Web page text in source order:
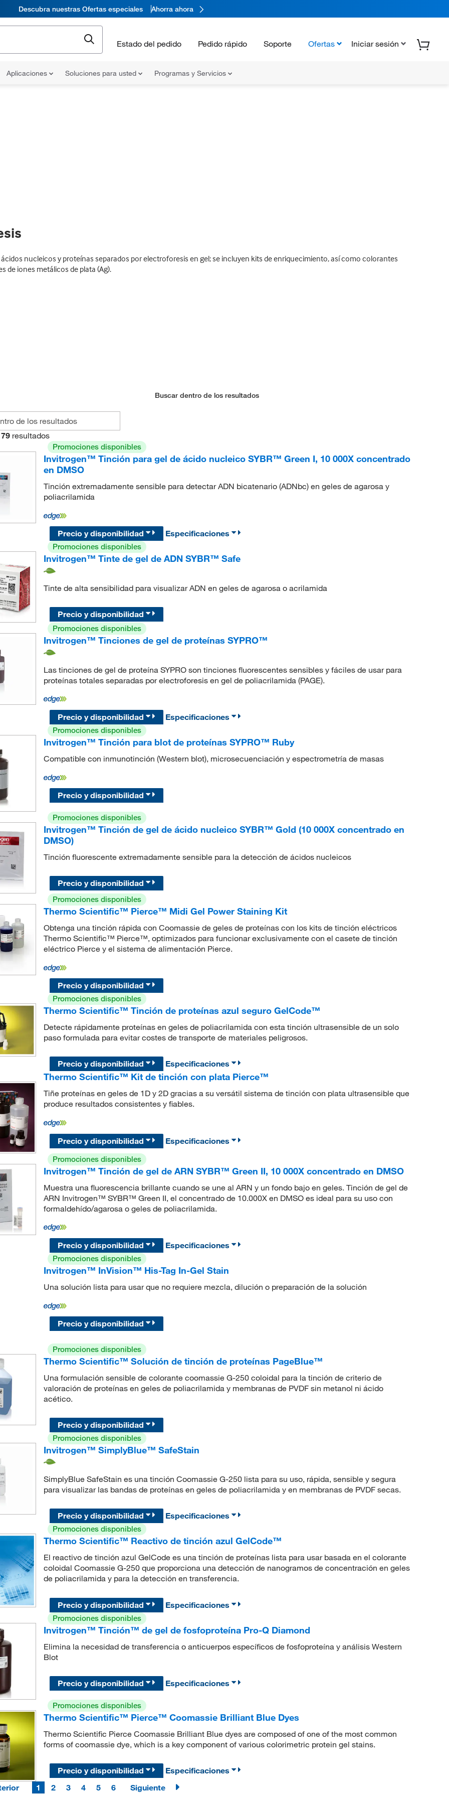
Descubra nuestras Ofertas especiales Ahorra ahora
Estado del pedido Pedido rápido Soporte Ofertas Iniciar sesión
Aplicaciones Soluciones para usted Programas y Servicios
nucleicos y proteínas separados por electroforesis en gel; se incluyen kits de enriquecimiento, así como colorantes
de iones metálicos de plata (Ag).
Buscar dentro de los resultados
79 resultados
Promociones disponibles
Invitrogen™ Tinción para gel de ácido nucleico SYBR™ Green I, 10 000X concentrado
en DMSO
Tinción extremadamente sensible para detectar ADN bicatenario (ADNbc) en geles de agarosa y
poliacrilamida
Precio y disponibilidad
Especificaciones
Promociones disponibles
Invitrogen™ Tinte de gel de ADN SYBR™ Safe
Tinte de alta sensibilidad para visualizar ADN en geles de agarosa o acrilamida
Precio y disponibilidad
Promociones disponibles
Invitrogen™ Tinciones de gel de proteínas SYPRO™
Las tinciones de gel de proteína SYPRO son tinciones fluorescentes sensibles y fáciles de usar para
proteínas totales separadas por electroforesis en gel de poliacrilamida (PAGE).
Precio y disponibilidad
Especificaciones
Promociones disponibles
Invitrogen™ Tinción para blot de proteínas SYPRO™ Ruby
Compatible con inmunotinción (Western blot), microsecuenciación y espectrometría de masas
Precio y disponibilidad
Promociones disponibles
Invitrogen™ Tinción de gel de ácido nucleico SYBR™ Gold (10 000X concentrado en
DMSO)
Tinción fluorescente extremadamente sensible para la detección de ácidos nucleicos
Precio y disponibilidad
Promociones disponibles
Thermo Scientific™ Pierce™ Midi Gel Power Staining Kit
Obtenga una tinción rápida con Coomassie de geles de proteínas con los kits de tinción eléctricos
Thermo Scientific™ Pierce™, optimizados para funcionar exclusivamente con el casete de tinción
eléctrico Pierce y el sistema de alimentación Pierce.
Precio y disponibilidad
Promociones disponibles
Thermo Scientific™ Tinción de proteínas azul seguro GelCode™
Detecte rápidamente proteínas en geles de poliacrilamida con esta tinción ultrasensible de un solo
paso formulada para evitar costes de transporte de materiales peligrosos.
Precio y disponibilidad
Especificaciones
Thermo Scientific™ Kit de tinción con plata Pierce™
Tiñe proteínas en geles de 1D y 2D gracias a su versátil sistema de tinción con plata ultrasensible que
produce resultados consistentes y fiables.
Precio y disponibilidad
Especificaciones
Promociones disponibles
Invitrogen™ Tinción de gel de ARN SYBR™ Green II, 10 000X concentrado en DMSO
Muestra una fluorescencia brillante cuando se une al ARN y un fondo bajo en geles. Tinción de gel de
ARN Invitrogen™ SYBR™ Green II, el concentrado de 10.000X en DMSO es ideal para su uso con
formaldehído/agarosa o geles de poliacrilamida.
Precio y disponibilidad
Especificaciones
Promociones disponibles
Invitrogen™ InVision™ His-Tag In-Gel Stain
Una solución lista para usar que no requiere mezcla, dilución o preparación de la solución
Precio y disponibilidad
Promociones disponibles
Thermo Scientific™ Solución de tinción de proteínas PageBlue™
Una formulación sensible de colorante coomassie G-250 coloidal para la tinción de criterio de
valoración de proteínas en geles de poliacrilamida y membranas de PVDF sin metanol ni ácido
acético.
Precio y disponibilidad
Promociones disponibles
Invitrogen™ SimplyBlue™ SafeStain
SimplyBlue SafeStain es una tinción Coomassie G-250 lista para su uso, rápida, sensible y segura
para visualizar las bandas de proteínas en geles de poliacrilamida y en membranas de PVDF secas.
Precio y disponibilidad
Especificaciones
Promociones disponibles
Thermo Scientific™ Reactivo de tinción azul GelCode™
El reactivo de tinción azul GelCode es una tinción de proteínas lista para usar basada en el colorante
coloidal Coomassie G-250 que proporciona una detección de nanogramos de concentración en geles
de poliacrilamida y para la detección en transferencia.
Precio y disponibilidad
Especificaciones
Promociones disponibles
Invitrogen™ Tinción™ de gel de fosfoproteína Pro-Q Diamond
Elimina la necesidad de transferencia o anticuerpos específicos de fosfoproteína y análisis Western
Blot
Precio y disponibilidad Especificaciones
Promociones disponibles
Thermo Scientific™ Pierce™ Coomassie Brilliant Blue Dyes
Thermo Scientific Pierce Coomassie Brilliant Blue dyes are composed of one of the most common
forms of coomassie dye, which is a key component of various colorimetric protein gel stains.
Precio y disponibilidad
Especificaciones
1 2 3 4 5 6 Siguiente